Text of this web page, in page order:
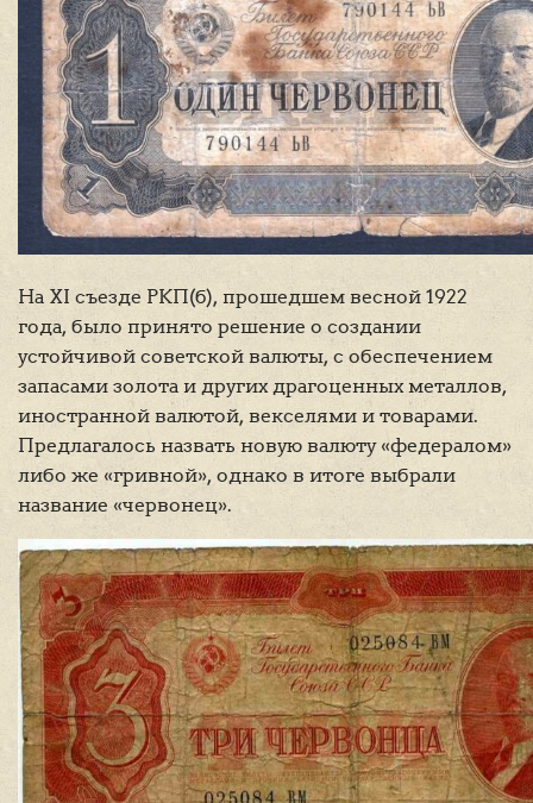
На XI съезде РКП(б), прошедшем весной 1922
года, было принято решение о создании
устойчивой советской валюты, с обеспечением
запасами золота и других драгоценных металлов,
иностранной валютой, векселями и товарами.
Предлагалось назвать новую валюту «федералом»
либо же «гривной», однако в итоге выбрали
название «червонец».